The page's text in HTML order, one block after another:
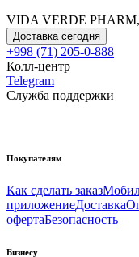
VIDA VERDE PHARM,
Доставка сегодня
+998 (71) 205-0-888
Колл-центр
Telegram
Служба поддержки
Покупателям
Как сделать заказ
приложениеДоставка
офертаБезопасность
Бизнесу